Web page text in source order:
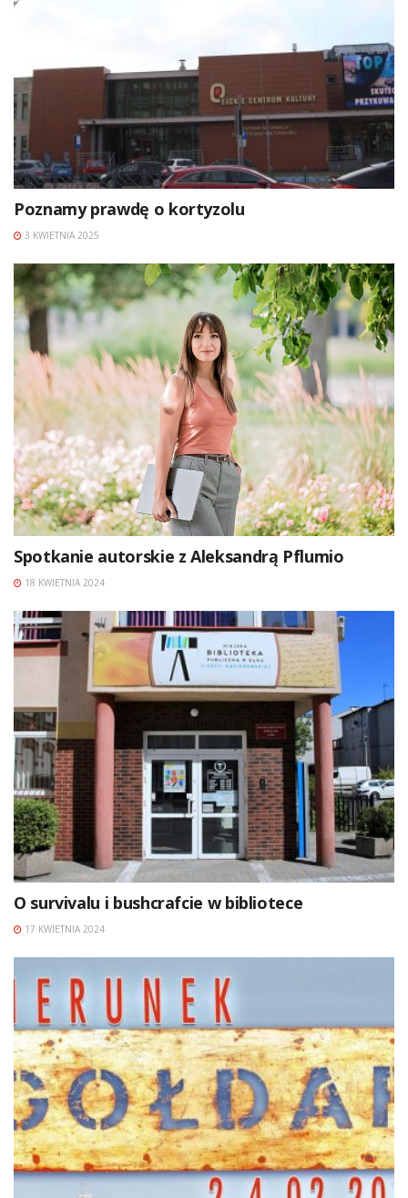
Poznamy prawdę o kortyzolu
3 KWIETNIA 2025
Spotkanie autorskie z Aleksandrą Pflumio
18 KWIETNIA 2024
O survivalu i bushcrafcie w bibliotece
17 KWIETNIA 2024